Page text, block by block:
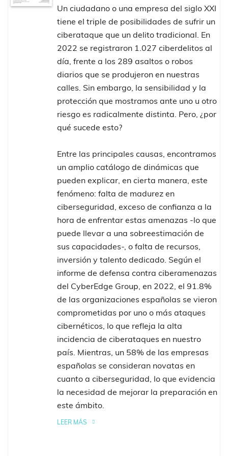
Un ciudadano o una empresa del siglo XXI
tiene el triple de posibilidades de sufrir un
ciberataque que un delito tradicional. En
2022 se registraron 1.027 ciberdelitos al
día, frente a los 289 asaltos o robos
diarios que se produjeron en nuestras
calles. Sin embargo, la sensibilidad y la
protección que mostramos ante uno u otro
riesgo es radicalmente distinta. Pero, ¿por
qué sucede esto?
Entre las principales causas, encontramos
un amplio catálogo de dinámicas que
pueden explicar, en cierta manera, este
fenómeno: falta de madurez en
ciberseguridad, exceso de confianza a la
hora de enfrentar estas amenazas -lo que
puede llevar a una sobreestimación de
sus capacidades-, o falta de recursos,
inversión y talento dedicado. Según el
informe de defensa contra ciberamenazas
del CyberEdge Group, en 2022, el 91.8%
de las organizaciones españolas se vieron
comprometidas por uno o más ataques
cibernéticos, lo que refleja la alta
incidencia de ciberataques en nuestro
país. Mientras, un 58% de las empresas
españolas se consideran novatas en
cuanto a ciberseguridad, lo que evidencia
la necesidad de mejorar la preparación en
este ámbito.
LEER MÁS